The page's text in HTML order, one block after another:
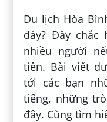
Du lịch Hòa
đây? Đây chắc
nhiều người
tiên. Bài viết
tới các bạn
tiếng, những
đây. Cùng tìm